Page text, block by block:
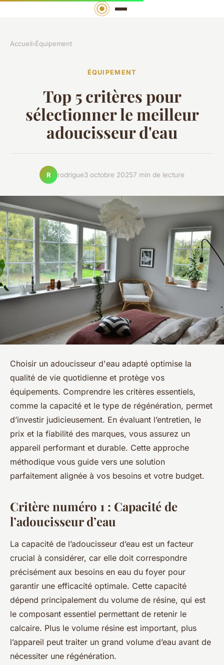
Accueil›Équipement
ÉQUIPEMENT
Top 5 critères pour
sélectionner le meilleur
adoucisseur d'eau
R rodrigue3 octobre 20257 min de lecture
Choisir un adoucisseur d'eau adapté optimise la
qualité de vie quotidienne et protège vos
équipements. Comprendre les critères essentiels,
comme la capacité et le type de régénération, permet
d’investir judicieusement. En évaluant l’entretien, le
prix et la fiabilité des marques, vous assurez un
appareil performant et durable. Cette approche
méthodique vous guide vers une solution
parfaitement alignée à vos besoins et votre budget.
Critère numéro 1 : Capacité de
l’adoucisseur d’eau
La capacité de l’adoucisseur d’eau est un facteur
crucial à considérer, car elle doit correspondre
précisément aux besoins en eau du foyer pour
garantir une efficacité optimale. Cette capacité
dépend principalement du volume de résine, qui est
le composant essentiel permettant de retenir le
calcaire. Plus le volume résine est important, plus
l’appareil peut traiter un grand volume d’eau avant de
nécessiter une régénération.